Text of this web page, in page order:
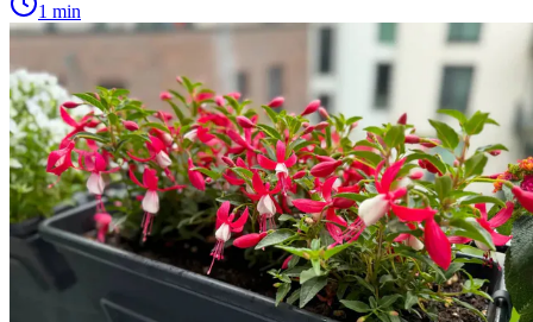
1 min